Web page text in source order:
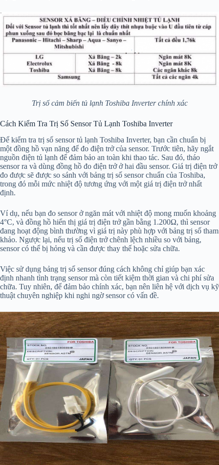
Trị số cảm biến tủ lạnh Toshiba Inverter chính xác
Cách Kiểm Tra Trị Số Sensor Tủ Lạnh Toshiba Inverter
Để kiểm tra trị số sensor tủ lạnh Toshiba Inverter, bạn cần chuẩn bị
một đồng hồ vạn năng để đo điện trở của sensor. Trước tiên, hãy ngắt
nguồn điện tủ lạnh để đảm bảo an toàn khi thao tác. Sau đó, tháo
sensor ra và dùng đồng hồ đo điện trở ở hai đầu sensor. Giá trị điện trở
đo được sẽ được so sánh với bảng trị số sensor chuẩn của Toshiba,
trong đó mỗi mức nhiệt độ tương ứng với một giá trị điện trở nhất
định.
Ví dụ, nếu bạn đo sensor ở ngăn mát với nhiệt độ mong muốn khoảng
4°C, và đồng hồ hiển thị giá trị điện trở gần bằng 1.200Ω, thì sensor
đang hoạt động bình thường vì giá trị này phù hợp với bảng trị số tham
khảo. Ngược lại, nếu trị số điện trở chênh lệch nhiều so với bảng,
sensor có thể bị hỏng và cần được thay thế hoặc sửa chữa.
Việc sử dụng bảng trị số sensor đúng cách không chỉ giúp bạn xác
định nhanh tình trạng sensor mà còn tiết kiệm thời gian và chi phí sửa
chữa. Tuy nhiên, để đảm bảo chính xác, bạn nên liên hệ với dịch vụ kỹ
thuật chuyên nghiệp khi nghi ngờ sensor có vấn đề.